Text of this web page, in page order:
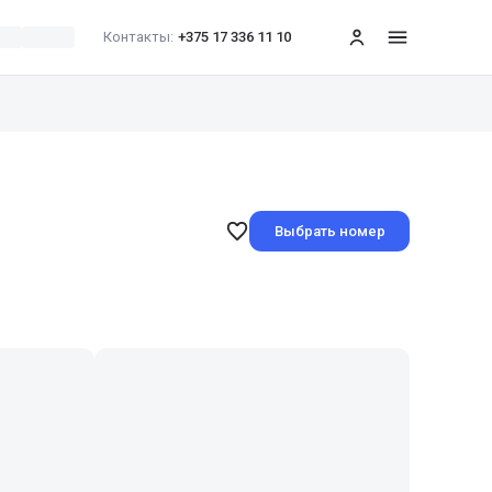
Контакты: +375 17 336 11 10 меню
Выбрать номер